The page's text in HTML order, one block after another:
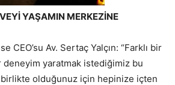
YAŞAMIN MERKEZİNE
CEO’su Av. Sertaç Yalçın: “Farklı bir
deneyim yaratmak istediğimiz bu
olduğunuz için hepinize içten